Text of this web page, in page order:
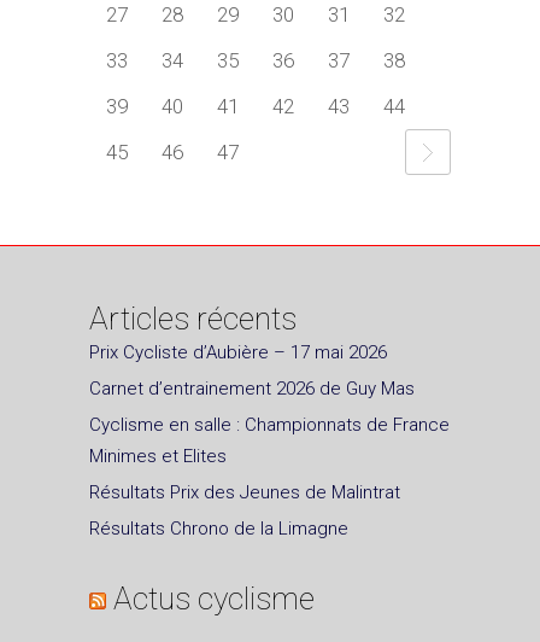
27
28 29 30 31
32
33
34 35 36 37
38
39
40 41 42 43
44
45
46 47
Articles récents
Prix Cycliste d’Aubière – 17 mai 2026
Carnet d’entrainement 2026 de Guy Mas
Cyclisme en salle : Championnats de France
Minimes et Elites
Résultats Prix des Jeunes de Malintrat
Résultats Chrono de la Limagne
Actus cyclisme